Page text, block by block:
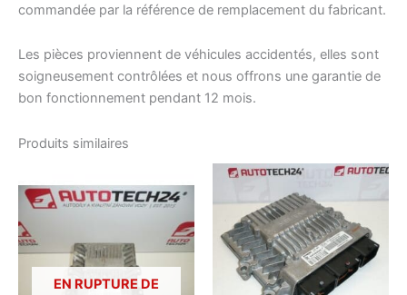
commandée par la référence de remplacement du fabricant.
Les pièces proviennent de véhicules accidentés, elles sont
soigneusement contrôlées et nous offrons une garantie de
bon fonctionnement pendant 12 mois.
Produits similaires
EN RUPTURE DE